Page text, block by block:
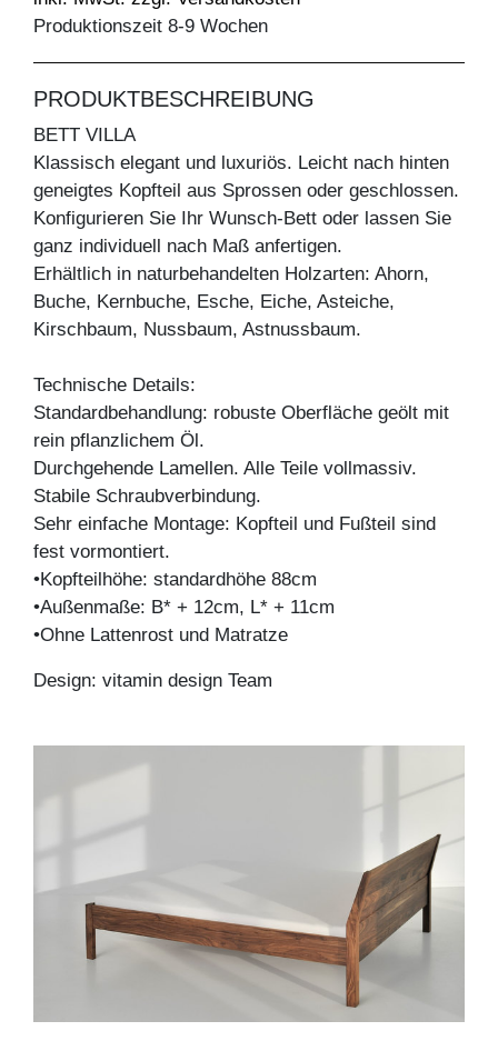
Produktionszeit 8-9 Wochen
PRODUKTBESCHREIBUNG
BETT VILLA
Klassisch elegant und luxuriös. Leicht nach hinten
geneigtes Kopfteil aus Sprossen oder geschlossen.
Konfigurieren Sie Ihr Wunsch-Bett oder lassen Sie
ganz individuell nach Maß anfertigen.
Erhältlich in naturbehandelten Holzarten: Ahorn,
Buche, Kernbuche, Esche, Eiche, Asteiche,
Kirschbaum, Nussbaum, Astnussbaum.
Technische Details:
Standardbehandlung: robuste Oberfläche geölt mit
rein pflanzlichem Öl.
Durchgehende Lamellen. Alle Teile vollmassiv.
Stabile Schraubverbindung.
Sehr einfache Montage: Kopfteil und Fußteil sind
fest vormontiert.
•Kopfteilhöhe: standardhöhe 88cm
•Außenmaße: B* + 12cm, L* + 11cm
•Ohne Lattenrost und Matratze
Design: vitamin design Team